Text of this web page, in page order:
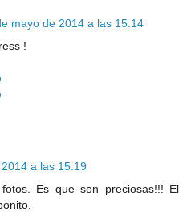
mayo de 2014 a las 15:14
!
a las 15:19
Es que son preciosas!!! El